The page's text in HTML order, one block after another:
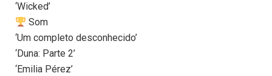
‘Wicked’
Som
‘Um completo desconhecido’
‘Duna: Parte 2’
‘Emilia Pérez’